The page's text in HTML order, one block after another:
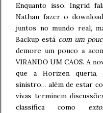
Enquanto isso, Ingrid
Nathan fazer o
juntos no mundo real,
Backup está com um
demore um pouco a
VIRANDO UM CAOS. A
que a Horizen
sinistro… além de estar
vivas terminem
classifica como